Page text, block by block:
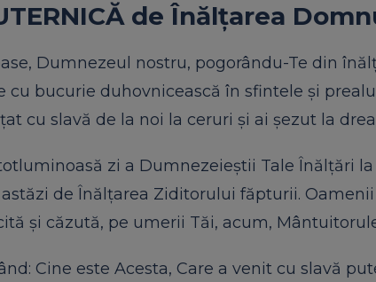
de Înălțarea
Dumnezeul nostru, pogorându-Te din
cu bucurie duhovnicească în sfintele și
cu slavă de la noi la ceruri și ai șezut la
zi a Dumnezeieștii Tale Înălțări
de Înălțarea Ziditorului făpturii.
și căzută, pe umerii Tăi, acum,
Cine este Acesta, Care a venit cu slavă